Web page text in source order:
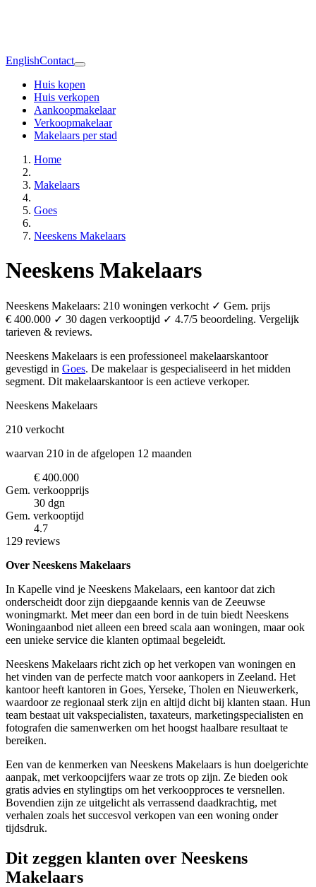
EnglishContact
Huis kopen
Huis verkopen
Aankoopmakelaar
Verkoopmakelaar
Makelaars per stad
Home
Makelaars
Goes
Neeskens Makelaars
Neeskens Makelaars
Neeskens Makelaars: 210 woningen verkocht ✓ Gem. prijs
€ 400.000 ✓ 30 dagen verkooptijd ✓ 4.7/5 beoordeling. Vergelijk
tarieven & reviews.
Neeskens Makelaars is een professioneel makelaarskantoor
gevestigd in Goes. De makelaar is gespecialiseerd in het midden
segment. Dit makelaarskantoor is een actieve verkoper.
Neeskens Makelaars
210 verkocht
waarvan 210 in de afgelopen 12 maanden
€ 400.000
Gem. verkoopprijs
30 dgn
Gem. verkooptijd
4.7
129 reviews
Over Neeskens Makelaars
In Kapelle vind je Neeskens Makelaars, een kantoor dat zich
onderscheidt door zijn diepgaande kennis van de Zeeuwse
woningmarkt. Met meer dan een bord in de tuin biedt Neeskens
Woningaanbod niet alleen een breed scala aan woningen, maar ook
een unieke service die klanten optimaal begeleidt.
Neeskens Makelaars richt zich op het verkopen van woningen en
het vinden van de perfecte match voor aankopers in Zeeland. Het
kantoor heeft kantoren in Goes, Yerseke, Tholen en Nieuwerkerk,
waardoor ze regionaal sterk zijn en altijd dicht bij klanten staan. Hun
team bestaat uit vakspecialisten, taxateurs, marketingspecialisten en
fotografen die samenwerken om het hoogst haalbare resultaat te
bereiken.
Een van de kenmerken van Neeskens Makelaars is hun doelgerichte
aanpak, met verkoopcijfers waar ze trots op zijn. Ze bieden ook
gratis advies en stylingtips om het verkoopproces te versnellen.
Bovendien zijn ze uitgelicht als verrassend daadkrachtig, met
verhalen zoals het succesvol verkopen van een woning onder
tijdsdruk.
Dit zeggen klanten over Neeskens
Makelaars